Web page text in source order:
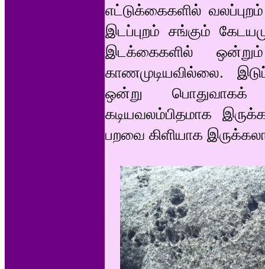
எட்டுக்கைகளில்
இடப்புறம் சங்கும்
இடக்கைகளில்
காணமுடியவில்லை.
ஒன்று பொதுவாகக்
கடியவலம்பிதமாக
பறவை கிளியாக